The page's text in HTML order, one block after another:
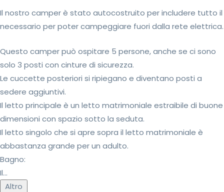
Il nostro camper è stato autocostruito per includere tutto il
necessario per poter campeggiare fuori dalla rete elettrica.
Questo camper può ospitare 5 persone, anche se ci sono
solo 3 posti con cinture di sicurezza.
Le cuccette posteriori si ripiegano e diventano posti a
sedere aggiuntivi.
Il letto principale è un letto matrimoniale estraibile di buone
dimensioni con spazio sotto la seduta.
Il letto singolo che si apre sopra il letto matrimoniale è
abbastanza grande per un adulto.
Bagno:
Il...
Altro